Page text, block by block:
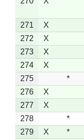
271 X
272
X
273
X
274
X
275
*
276
X
277
X
278
*
279
X *